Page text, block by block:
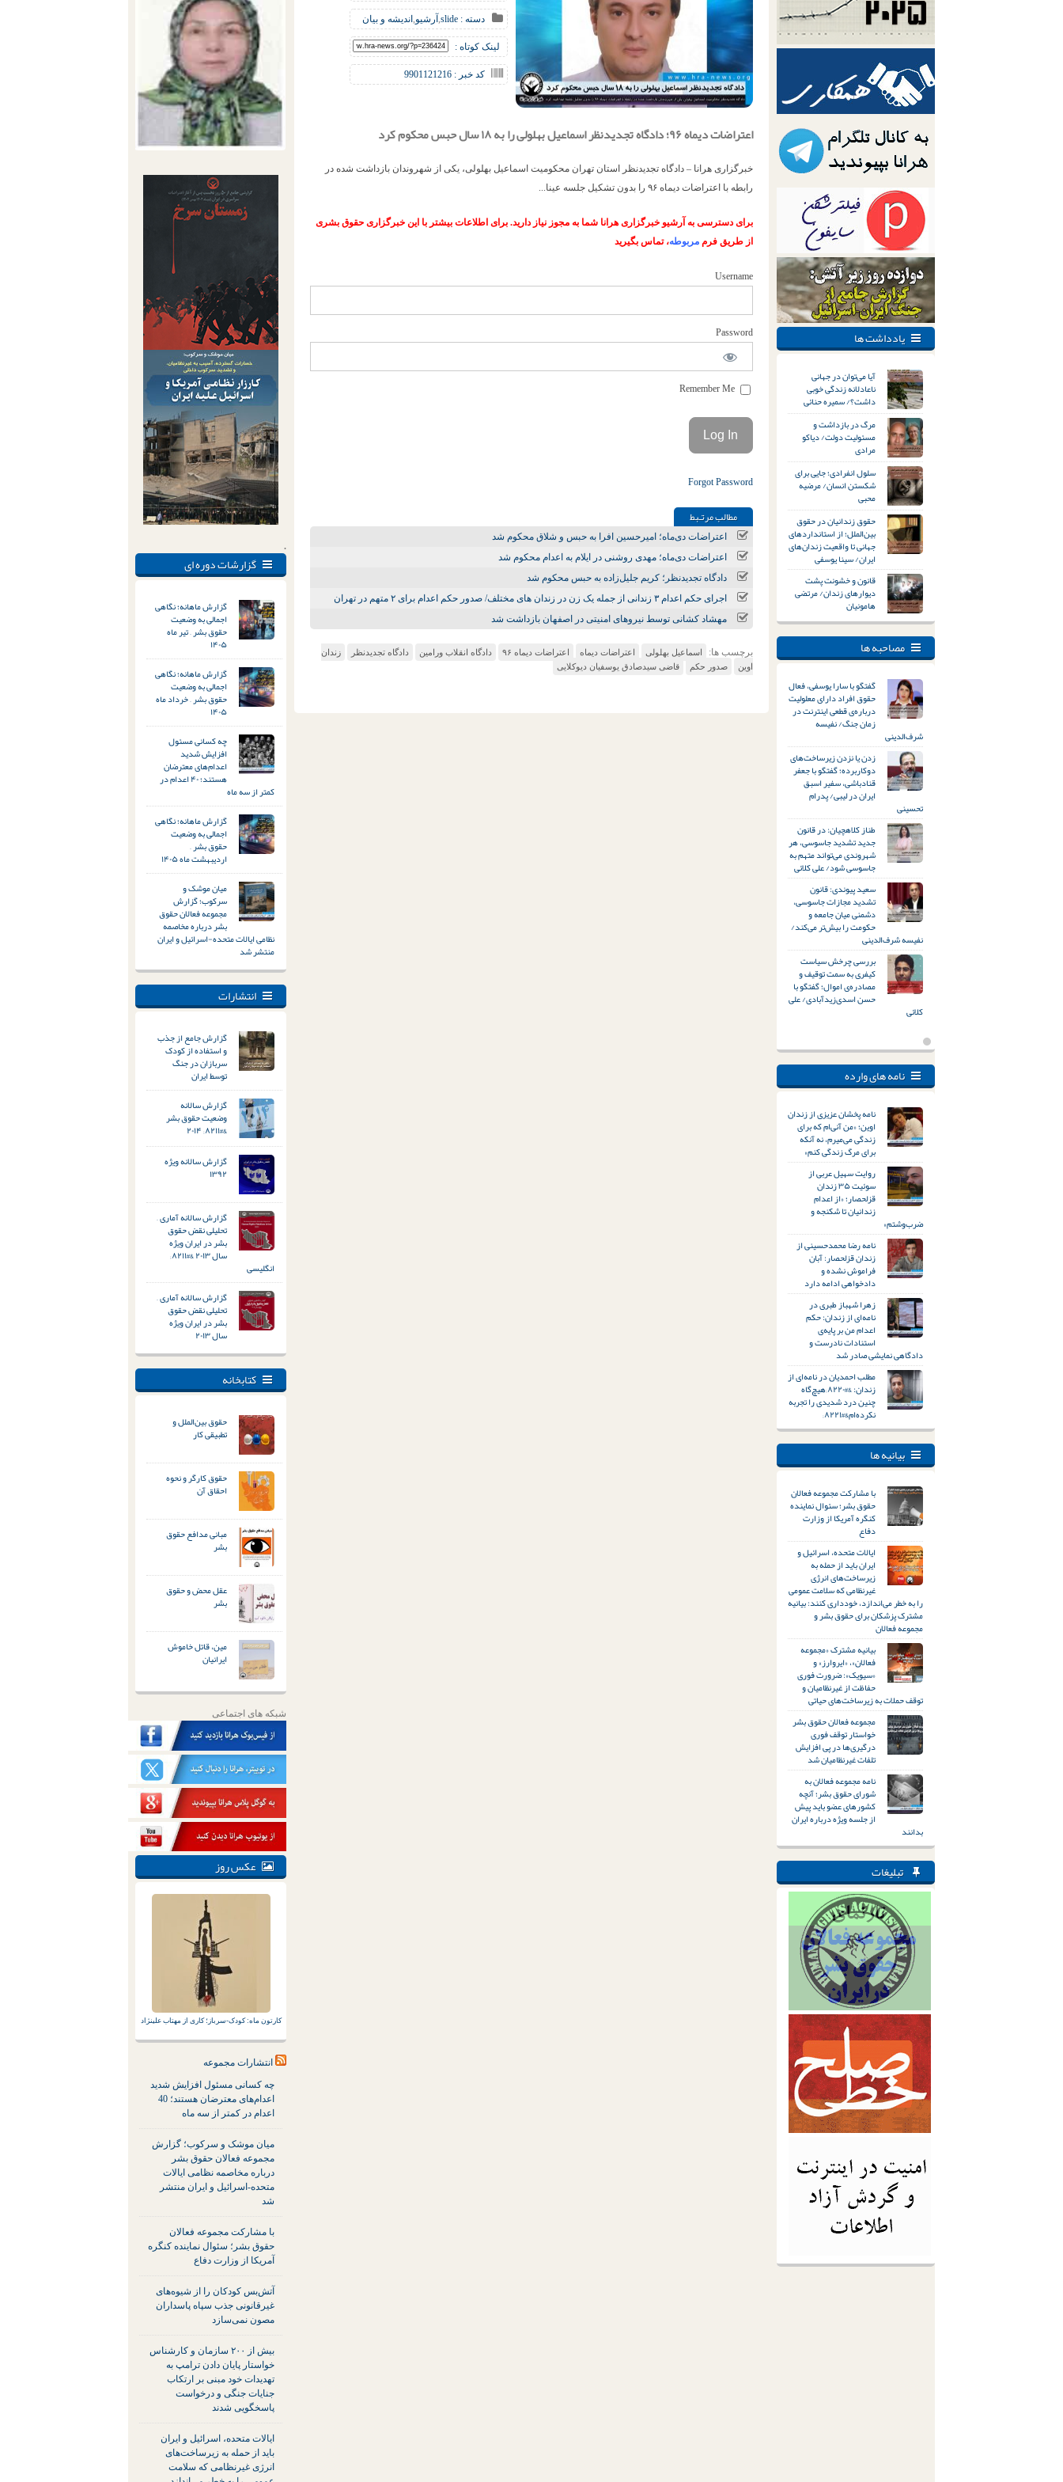
.
گزارشات دوره ای
گزارش ماهانه؛ نگاهی
اجمالی به وضعیت
حقوق بشر – تیر ماه
۱۴۰۵
گزارش ماهانه؛ نگاهی
اجمالی به وضعیت
حقوق بشر – خرداد ماه
۱۴۰۵
چه کسانی مسئول
افزایش شدید
اعدام‌های معترضان
هستند؛ ۴۰ اعدام در
کمتر از سه ماه
گزارش ماهانه؛ نگاهی
اجمالی به وضعیت
حقوق بشر –
اردیبهشت ماه ۱۴۰۵
میان موشک و
سرکوب؛ گزارش
مجموعه فعالان حقوق
بشر درباره مخاصمه
نظامی ایالات متحده-اسرائیل و ایران
منتشر شد
انتشارات
گزارش جامع از جذب
و استفاده از کودک
سربازان در جنگ
توسط ایران
گزارش سالانه
وضعیت حقوق بشر
&#۸۲۱۱; ۲۰۱۴
گزارش سالانه ویژه
۱۳۹۲
گزارش سالانه آماری –
تحلیلی نقض حقوق
بشر در ایران ویژه
سال ۲۰۱۳ &#۸۲۱۱;
انگلیسی
گزارش سالانه آماری –
تحلیلی نقض حقوق
بشر در ایران ویژه
سال ۲۰۱۳
کتابخانه
حقوق بین‌الملل و
تطبیقی کار
حقوق کارگر و نحوه
احقاق آن
مبانی مدافع حقوق
بشر
عقل محض و حقوق
بشر
مین، قاتل خاموش
ایرانیان
شبکه های اجتماعی
عکس روز
کارتون ماه: کودک-سرباز؛ کاری از مهتاب علینژاد
انتشارات مجموعه
چه کسانی مسئول افزایش شدید
اعدام‌های معترضان هستند؛ 40
اعدام در کمتر از سه ماه
میان موشک و سرکوب؛ گزارش
مجموعه فعالان حقوق بشر
درباره مخاصمه نظامی ایالات
متحده-اسرائیل و ایران منتشر
شد
با مشارکت مجموعه فعالان
حقوق بشر؛ سئوال نماینده کنگره
آمریکا از وزارت دفاع
آتش‌بس کودکان را از شیوه‌های
غیرقانونی جذب سپاه پاسداران
مصون نمی‌سازد
بیش از ۲۰۰ سازمان و کارشناس
خواستار پایان دادن ترامپ به
تهدیدات خود مبنی بر ارتکاب
جنایات جنگی و درخواست
پاسخگویی شدند
ایالات متحده، اسرائیل و ایران
باید از حمله به زیرساخت‌های
انرژی غیرنظامی که سلامت
دسته : slide
,آرشیو,اندیشه و بیان
لینک کوتاه :
کد خبر : 9901121216
اعتراضات دیماه ۹۶؛ دادگاه تجدیدنظر اسماعیل بهلولی را به ۱۸ سال حبس محکوم کرد
خبرگزاری هرانا – دادگاه تجدیدنظر استان تهران محکومیت اسماعیل بهلولی، یکی از شهروندان بازداشت شده در
رابطه با اعتراضات دیماه ۹۶ را بدون تشکیل جلسه عینا...
برای دسترسی به آرشیو خبرگزاری هرانا شما به مجوز نیاز دارید. برای اطلاعات بیشتر با این خبرگزاری حقوق بشری
از طریق فرم مربوطه، تماس بگیرید
Username
Password
Forgot Password
مطالب مرتـبط
اعتراضات دی‌ماه؛ امیرحسین افرا به حبس و شلاق محکوم شد
اعتراضات دی‌ماه؛ مهدی روشنی در ایلام به اعدام محکوم شد
دادگاه تجدیدنظر؛ کریم جلیل‌زاده به حبس محکوم شد
اجرای حکم اعدام ۳ زندانی از جمله یک زن در زندان‌ های مختلف/ صدور حکم اعدام برای ۲ متهم در تهران
مهشاد کشانی توسط نیروهای امنیتی در اصفهان بازداشت شد
برچسب ها: اسماعیل بهلولی اعتراضات دیماه اعتراضات دیماه ۹۶ دادگاه انقلاب ورامین دادگاه تجدیدنظر
زندان
اوین
صدور حکم قاضی سیدصادق یوسفیان دیوکلایی
یادداشت ها
آیا می‌توان در جهانی
ناعادلانه زندگی خوبی
داشت؟/ سمیره حنائی
مرگ در بازداشت و
مسئولیت دولت/ دیاکو
مرادی
سلول انفرادی؛ جایی برای
شکستن انسان/ مرضیه
محبی
حقوق زندانیان در حقوق
بین‌الملل؛ از استانداردهای
جهانی تا واقعیت زندان‌های
ایران/ سینا یوسفی
قانون و خشونت پشت
دیوارهای زندان/ مرتضی
هامونیان
مصاحبه ها
گفتگو با سارا یوسفی، فعال
حقوق افراد دارای معلولیت
درباره‌ی قطعی اینترنت در
زمان جنگ/ نفیسه
شرف‌الدینی
زدن یا نزدن زیرساخت‌های
دوکاربرده؛ گفتگو با جعفر
قنادباشی، سفیر اسبق
ایران در لیبی/ پدرام
تحسینی
طناز کلاهچیان: در قانون
جدید تشدید جاسوسی، هر
شهروندی می‌تواند متهم به
جاسوسی شود/ علی کلائی
سعید پیوندی: قانون
تشدید مجازات جاسوسی،
دشمنی میان جامعه و
حکومت را بیش‌تر می‌کند/
نفیسه شرف‌الدینی
بررسی چرخش سیاست
کیفری به سمت توقیف و
مصادره‌ی اموال؛ گفتگو با
حسن اسدی‌زیدآبادی/ علی
کلائی
نامه های وارده
نامه پخشان عزیزی از زندان
اوین؛ «من آنی‌ام که برای
زندگی می‌میرم، نه آنکه
برای مرگ زندگی کنم»
روایت سهیل عربی از
سوئیت ۳۵ زندان
قزلحصار؛ «از اعدام
زندانیان تا شکنجه و
ضرب‌وشتم»
نامه رضا محمدحسینی از
زندان قزلحصار: آبان
فراموش نشده و
دادخواهی ادامه دارد
زهرا شهباز طبری در
نامه‌ای از زندان: حکم
اعدام من بر پایه‌ی
استنادات نادرست و
دادگاهی نمایشی صادر شد
مطلب احمدیان در نامه‌ای از
زندان: &#۸۲۲۰;هیچ‌گاه
چنین درد شدیدی را تجربه
نکرده‌ام&#۸۲۲۱;
بیانیه ها
با مشارکت مجموعه فعالان
حقوق بشر؛ سئوال نماینده
کنگره آمریکا از وزارت
دفاع
ایالات متحده، اسرائیل و
ایران باید از حمله به
زیرساخت‌های انرژی
غیرنظامی که سلامت عمومی
را به خطر می‌اندازد، خودداری کنند: بیانیه
مشترک پزشکان برای حقوق بشر و
مجموعه فعالان
بیانیه مشترک «مجموعه
فعالان»، «ایروارز» و
«سیویک»: ضرورت فوری
حفاظت از غیرنظامیان و
توقف حملات به زیرساخت‌های حیاتی
مجموعه فعالان حقوق بشر
خواستار توقف فوری
درگیری‌ها در پی افزایش
تلفات غیرنظامیان شد
نامه مجموعه فعالان به
شورای حقوق بشر؛ آنچه
کشورهای عضو باید پیش
از جلسه ویژه درباره ایران
بدانند
تبلیغات